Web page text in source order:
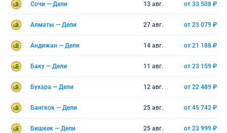
Сочи — Дели 13 авг. от 33 508 ₽
Алматы — Дели 27 авг. от 23 079 ₽
Андижан — Дели 14 авг. от 21 188 ₽
Баку — Дели 11 авг. от 23 159 ₽
Бухара — Дели 12 авг. от 22 489 ₽
Бангкок — Дели 25 авг. от 45 742 ₽
Бишкек — Дели 25 авг. от 23 999 ₽